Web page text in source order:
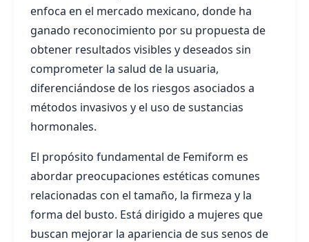
enfoca en el mercado mexicano, donde ha
ganado reconocimiento por su propuesta de
obtener resultados visibles y deseados sin
comprometer la salud de la usuaria,
diferenciándose de los riesgos asociados a
métodos invasivos y el uso de sustancias
hormonales.
El propósito fundamental de Femiform es
abordar preocupaciones estéticas comunes
relacionadas con el tamaño, la firmeza y la
forma del busto. Está dirigido a mujeres que
buscan mejorar la apariencia de sus senos de